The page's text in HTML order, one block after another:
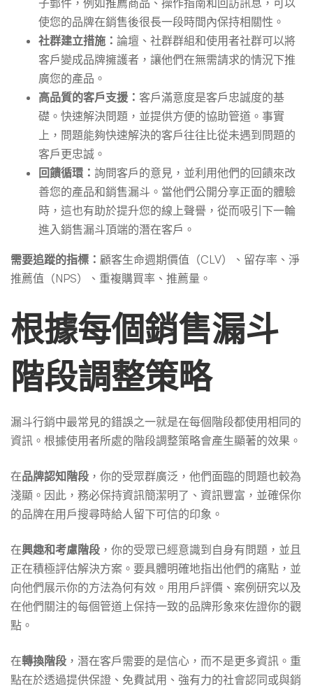
子郵件，例如推薦商品、操作指南和回訪訊息，可以
使您的品牌在銷售後很長一段時間內保持相關性。
社群建立措施： 論壇、社群群組和使用者社群可以將
客戶變成品牌擁護者，讓他們在無需請求的情況下推
廣您的產品。
高品質的客戶支援： 客戶滿意度是客戶忠誠度的基
礎。快速解決問題，並提供方便的協助管道。事實
上，問題能夠快速解決的客戶往往比從未遇到問題的
客戶更忠誠。
回饋循環： 詢問客戶的意見，並利用他們的回饋來改
善您的產品和銷售漏斗。當他們公開分享正面的體驗
時，這也有助於提升您的線上聲譽，從而吸引下一輪
進入銷售漏斗頂端的潛在客戶。
需要追蹤的指標： 顧客生命週期價值（CLV）、留存率、淨
推薦值（NPS）、重複購買率、推薦量。
根據每個銷售漏斗
階段調整策略
漏斗行銷中最常見的錯誤之一就是在每個階段都使用相同的
資訊。根據使用者所處的階段調整策略會產生顯著的效果。
在品牌認知階段 ，你的受眾群廣泛，他們面臨的問題也較為
淺顯。因此，務必保持資訊簡潔明了、資訊豐富，並確保你
的品牌在用戶搜尋時給人留下可信的印象。
在興趣和考慮階段 ，你的受眾已經意識到自身有問題，並且
正在積極評估解決方案。要具體明確地指出他們的痛點，並
向他們展示你的方法為何有效。用用戶評價、案例研究以及
在他們關注的每個管道上保持一致的品牌形象來佐證你的觀
點。
在轉換階段 ，潛在客戶需要的是信心，而不是更多資訊。重
點在於透過提供保證、免費試用、強有力的社會認同或與銷